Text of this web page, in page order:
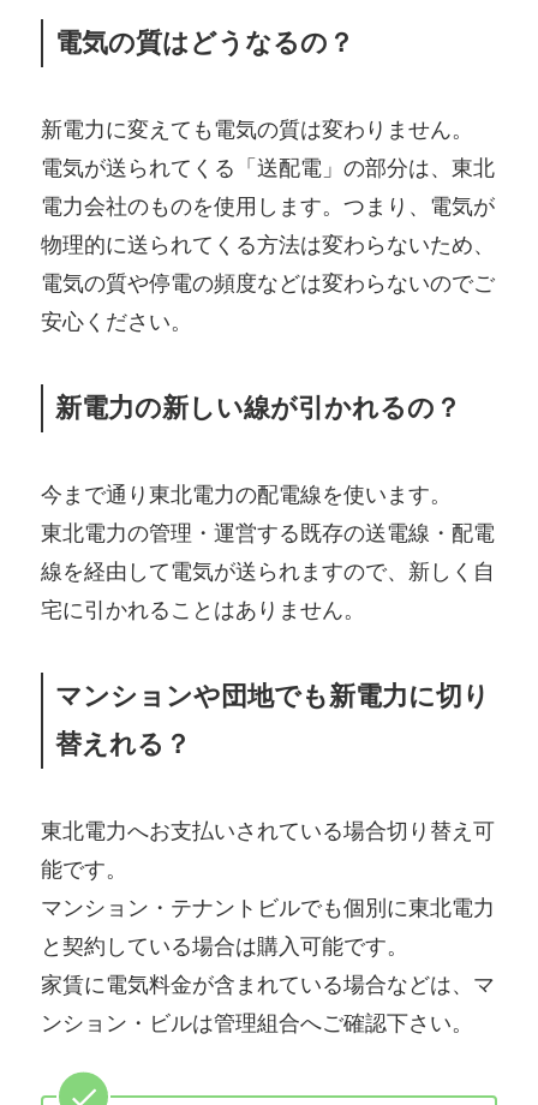
電気の質はどうなるの？
新電力に変えても電気の質は変わりません。
電気が送られてくる「送配電」の部分は、東北
電力会社のものを使用します。つまり、電気が
物理的に送られてくる方法は変わらないため、
電気の質や停電の頻度などは変わらないのでご
安心ください。
新電力の新しい線が引かれるの？
今まで通り東北電力の配電線を使います。
東北電力の管理・運営する既存の送電線・配電
線を経由して電気が送られますので、新しく自
宅に引かれることはありません。
マンションや団地でも新電力に切り
替えれる？
東北電力へお支払いされている場合切り替え可
能です。
マンション・テナントビルでも個別に東北電力
と契約している場合は購入可能です。
家賃に電気料金が含まれている場合などは、マ
ンション・ビルは管理組合へご確認下さい。